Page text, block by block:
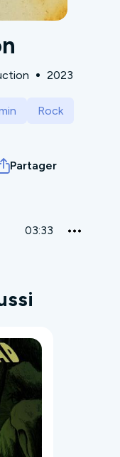
2023
Rock
Partager
03:33